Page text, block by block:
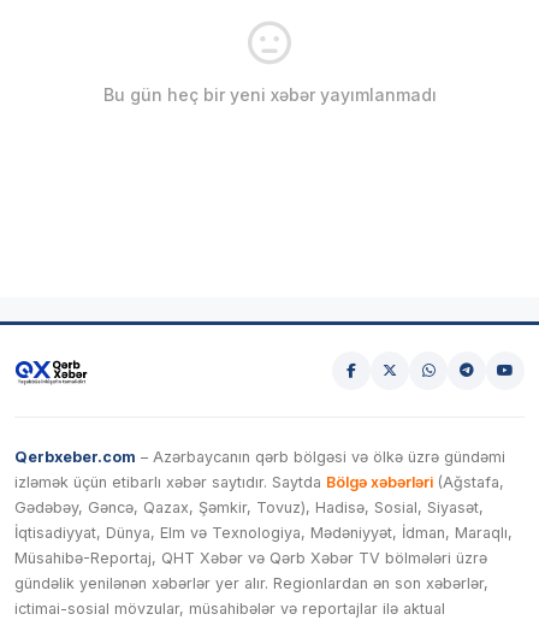
Bu gün heç bir yeni xəbər yayımlanmadı
Qerbxeber.com – Azərbaycanın qərb bölgəsi və ölkə üzrə gündəmi
izləmək üçün etibarlı xəbər saytıdır. Saytda Bölgə xəbərləri (Ağstafa,
Gədəbəy, Gəncə, Qazax, Şəmkir, Tovuz), Hadisə, Sosial, Siyasət,
İqtisadiyyat, Dünya, Elm və Texnologiya, Mədəniyyət, İdman, Maraqlı,
Müsahibə-Reportaj, QHT Xəbər və Qərb Xəbər TV bölmələri üzrə
gündəlik yenilənən xəbərlər yer alır. Regionlardan ən son xəbərlər,
ictimai-sosial mövzular, müsahibələr və reportajlar ilə aktual